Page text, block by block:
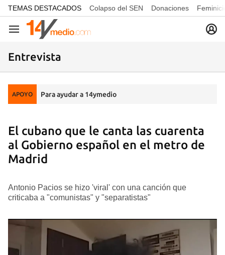
common.go-to-content
TEMAS DESTACADOS Colapso del SEN Donaciones
Navegación
Entrevista
APOYO Para ayudar a 14ymedio
El cubano que le canta las cuarenta
al Gobierno español en el metro de
Madrid
Antonio Pacios se hizo 'viral' con una canción que
criticaba a "comunistas" y "separatistas"